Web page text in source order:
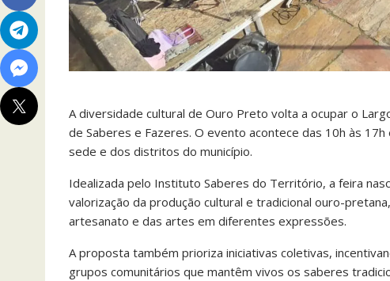
A diversidade cultural de Ouro Preto volta a ocupar o
de Saberes e Fazeres. O evento acontece das 10h às
sede e dos distritos do município.
Idealizada pelo Instituto Saberes do Território, a feira
valorização da produção cultural e tradicional ouro-
artesanato e das artes em diferentes expressões.
A proposta também prioriza iniciativas coletivas,
grupos comunitários que mantêm vivos os saberes